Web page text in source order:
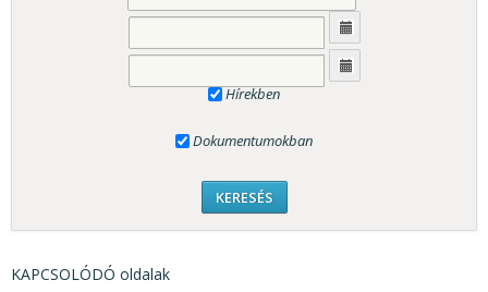
Hírekben
Dokumentumokban
KAPCSOLÓDÓ oldalak